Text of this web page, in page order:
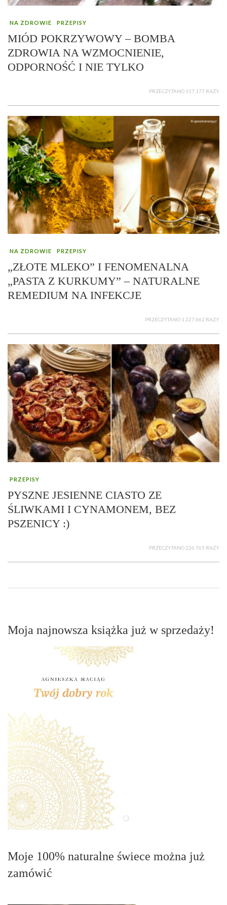
NA ZDROWIE PRZEPISY
MIÓD POKRZYWOWY – BOMBA
ZDROWIA NA WZMOCNIENIE,
ODPORNOŚĆ I NIE TYLKO
PRZECZYTANO 117 177 RAZY
NA ZDROWIE PRZEPISY
„ZŁOTE MLEKO” I FENOMENALNA
„PASTA Z KURKUMY” – NATURALNE
REMEDIUM NA INFEKCJE
PRZECZYTANO 1 227 662 RAZY
PRZEPISY
PYSZNE JESIENNE CIASTO ZE
ŚLIWKAMI I CYNAMONEM, BEZ
PSZENICY :)
PRZECZYTANO 226 765 RAZY
Moja najnowsza książka już w sprzedaży!
Moje 100% naturalne świece można już
zamówić